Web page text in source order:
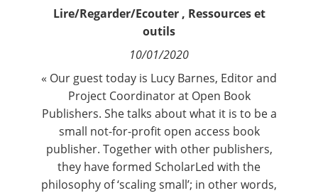
ContactLire/Regarder/Ecouter, Ressources et
outils
10/01/2020
« Our guest today is Lucy Barnes, Editor and
Project Coordinator at Open Book
Publishers. She talks about what it is to be a
small not-for-profit open access book
publisher. Together with other publishers,
they have formed ScholarLed with the
philosophy of ‘scaling small’; in other words,